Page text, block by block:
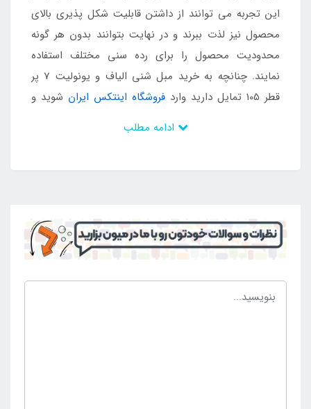
این تجربه می توانند از داشتن قابلیت شکل پذیری بالای
محصول نیز لذت ببرند و در نهایت بتوانند بدون هر گونه
محدودیت محصول را برای رده سنی مختلف استفاده
نمایند. چنانچه به خرید مبل شنی الیاف و یونولیت 7 پر
قطر 105 تمایل دارید وارد
فروشگاه اینتکس ایران شوید و